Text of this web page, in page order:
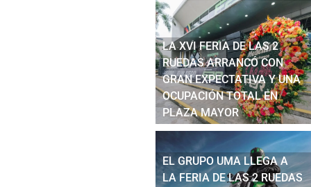
LA XVI FERIA DE LAS 2
RUEDAS ARRANCÓ CON
GRAN EXPECTATIVA Y UNA
OCUPACIÓN TOTAL EN
PLAZA MAYOR
EL GRUPO UMA LLEGA A
LA FERIA DE LAS 2 RUEDAS